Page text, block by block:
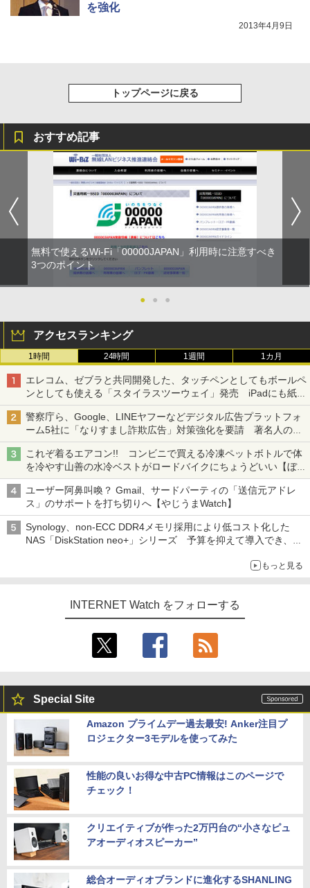
を強化
2013年4月9日
トップページに戻る
おすすめ記事
無料で使えるWi-Fi「00000JAPAN」利用時に注意すべき
3つのポイント
● ● ●
アクセスランキング
1時間 24時間 1週間 1カ月
エレコム、ゼブラと共同開発した、タッチペンとしてもボールペ
ンとしても使える「スタイラスツーウェイ」発売 iPadにも紙に
も、持ち替えずに書き込める
警察庁ら、Google、LINEヤフーなどデジタル広告プラットフォ
ーム5社に「なりすまし詐欺広告」対策強化を要請 著名人の写
真や映像を使った投資詐欺などへの対策として
これぞ着るエアコン!! コンビニで買える冷凍ペットボトルで体
を冷やす山善の水冷ベストがロードバイクにちょうどいい【ぼっ
ち・ざ・ろーど！その14】【空いた時間でなにしてる？】
ユーザー阿鼻叫喚？ Gmail、サードパーティの「送信元アドレ
ス」のサポートを打ち切りへ【やじうまWatch】
Synology、non-ECC DDR4メモリ採用により低コスト化した
NAS「DiskStation neo+」シリーズ 予算を抑えて導入でき、
もっと見る
INTERNET Watch をフォローする
Special Site
Amazon プライムデー過去最安! Anker注目プ
ロジェクター3モデルを使ってみた
性能の良いお得な中古PC情報はこのページで
チェック！
クリエイティブが作った2万円台の“小さなピュ
アオーディオスピーカー”
総合オーディオブランドに進化するSHANLING